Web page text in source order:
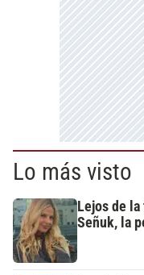
Lo más visto
Lejos de
Señuk, la